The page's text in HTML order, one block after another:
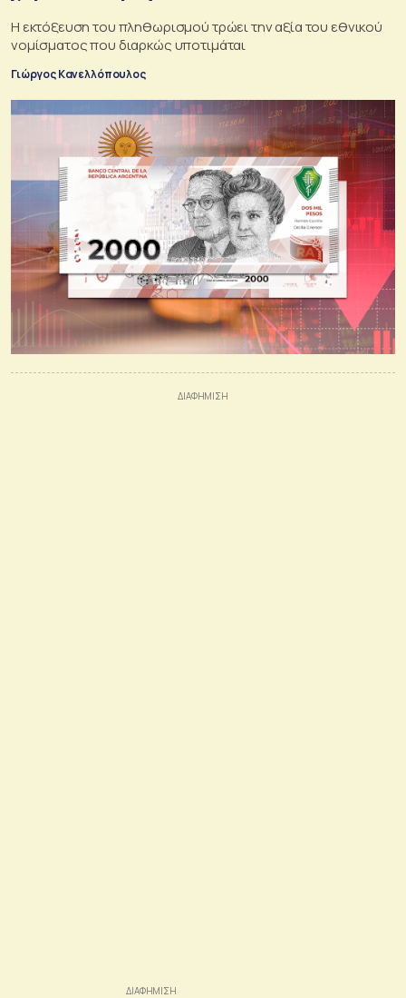
Η εκτόξευση του πληθωρισμού τρώει την αξία του εθνικού
νομίσματος που διαρκώς υποτιμάται
Γιώργος Κανελλόπουλος